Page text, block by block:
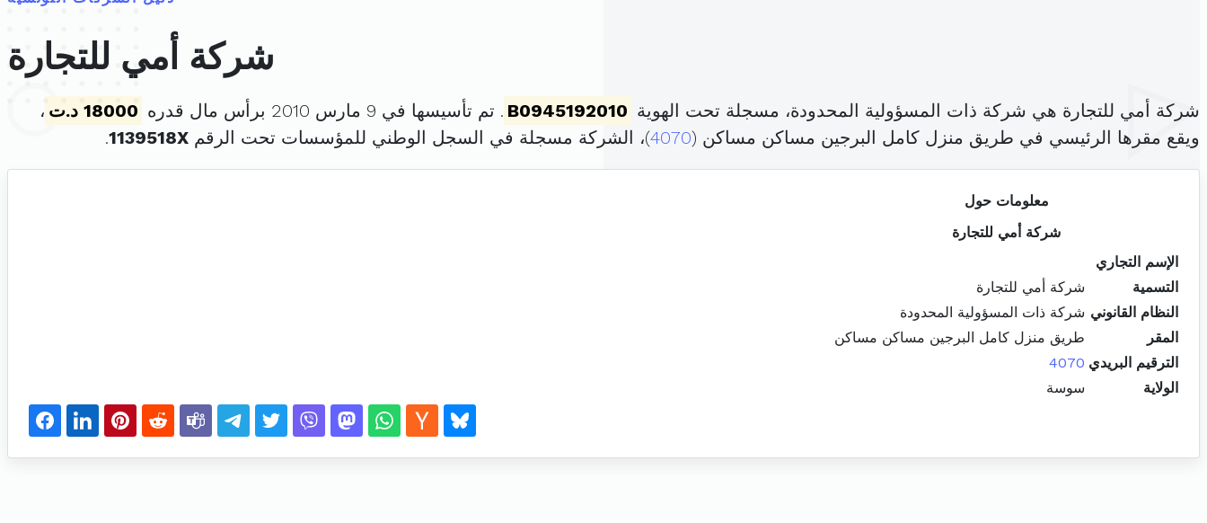
شركة أمي للتجارة
شركة أمي للتجارة هي شركة ذات المسؤولية المحدودة، مسجلة تحت الهوية B0945192010 . تم تأسيسها في 9 مارس 2010 برأس مال قدره 18000 د.ت
،
ويقع مقرها الرئيسي في طريق منزل كامل البرجين مساكن مساكن (4070)، الشركة مسجلة في السجل الوطني للمؤسسات تحت الرقم 1139518X
.
معلومات حول
شركة أمي للتجارة
الإسم التجاري
التسمية
شركة أمي للتجارة
النظام القانوني شركة ذات المسؤولية المحدودة
المقر
طريق منزل كامل البرجين مساكن مساكن
الترقيم البريدي 4070
الولاية
سوسة